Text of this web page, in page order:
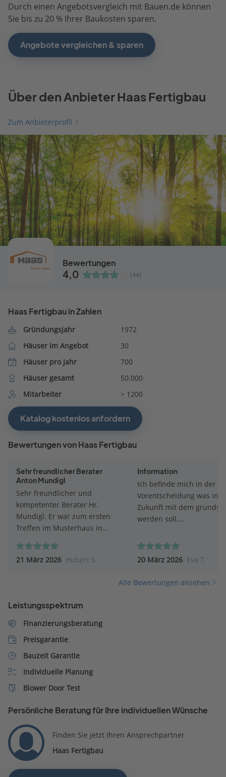
Durch einen Angebotsvergleich mit Bauen.de können
Sie bis zu 20 % Ihrer Baukosten sparen.
Angebote vergleichen & sparen
Über den Anbieter Haas Fertigbau
Zum Anbieterprofil
Bewertungen
4,0 (44)
Haas Fertigbau in Zahlen
Gründungsjahr
1972
Häuser im Angebot
30
Häuser pro Jahr
700
Häuser gesamt
50.000
Mitarbeiter
> 1200
Katalog kostenlos anfordern
Bewertungen von Haas Fertigbau
Sehr freundlicher Berater
Anton Mundigl
Sehr freundlicher und
kompetenter Berater Hr.
Mundigl. Er war zum ersten
Treffen im Musterhaus in
hatte sogar schon ein Angebot
parat (aufgrund meiner
irgendwann muss man sich
(allein schon aus zeitlichen
Firma entscheiden. Daher fällt
Haas jetzt bei uns raus. Wir
hätten aber gerne mit Herrn
weitergemacht, aber andere
einfach mehr zu.
21 März 2026 Hubert S.
Information
Ich befinde mich in der
Vorentscheidung was in
Zukunft mit dem
werden soll.
ausreichend und prompt.
20 März 2026 Eva T.
Alle Bewertungen ansehen
Leistungsspektrum
Finanzierungsberatung
Preisgarantie
Bauzeit Garantie
Individuelle Planung
Blower Door Test
Persönliche Beratung für Ihre individuellen Wünsche
Finden Sie jetzt Ihren Ansprechpartner
Haas Fertigbau